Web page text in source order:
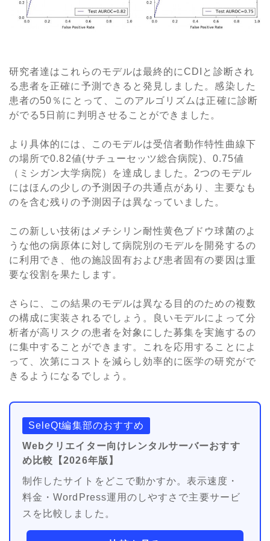
研究者達はこれらのモデルは最終的にCDIと診断され
る患者を正確に予測できると発見しました。感染した
患者の50％にとって、このアルゴリズムは正確に診断
がでる5日前に判明させることができました。
より具体的には、このモデルは受信者動作特性曲線下
の場所で0.82値(サチューセッツ総合病院)、0.75値
（ミシガン大学病院）を達成しました。2つのモデル
にはほんの少しの予測因子の共通点があり、主要なも
のを含む残りの予測因子は異なっていました。
この新しい技術はメチシリン耐性黄色ブドウ球菌のよ
うな他の病原体に対して病院別のモデルを開発するの
に利用でき、他の施設固有および患者固有の要因は重
要な役割を果たします。
さらに、この結果のモデルは異なる目的のための複数
の構成に実装されるでしょう。良いモデルによって分
析者が高リスクの患者を対象にした募集を実施するの
に集中することができます。これを応用することによ
って、次第にコストを減らし効率的に医学の研究がで
きるようになるでしょう。
SeleQt編集部のおすすめ
Webクリエイター向けレンタルサーバーおすす
め比較【2026年版】
制作したサイトをどこで動かすか。表示速度・
料金・WordPress運用のしやすさで主要サービ
スを比較しました。